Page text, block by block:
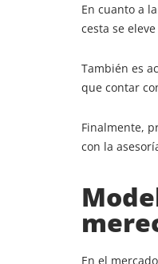
En cuanto a
cesta se
También es
que contar
Finalmente,
con la
En el